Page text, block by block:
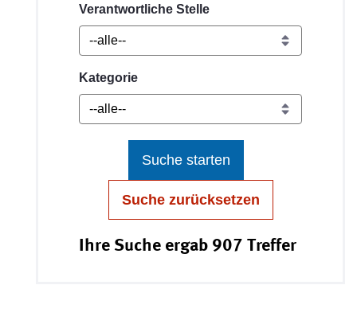
Verantwortliche Stelle
Kategorie
Suche starten
Suche zurücksetzen
Ihre Suche ergab 907 Treffer